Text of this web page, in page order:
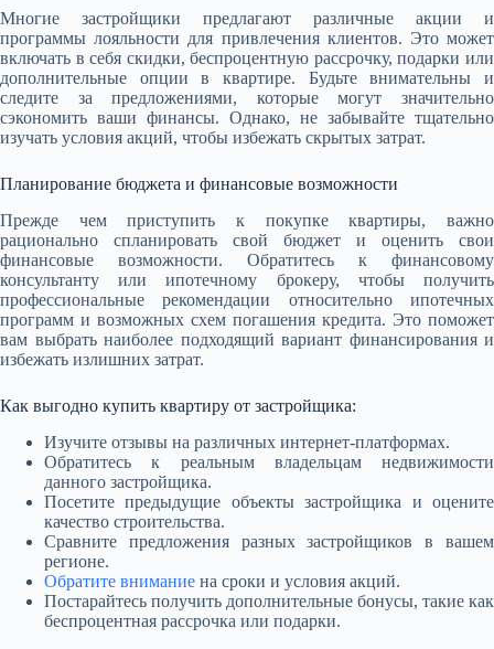
Многие застройщики предлагают различные акции и
программы лояльности для привлечения клиентов. Это может
включать в себя скидки, беспроцентную рассрочку, подарки или
дополнительные опции в квартире. Будьте внимательны и
следите за предложениями, которые могут значительно
сэкономить ваши финансы. Однако, не забывайте тщательно
изучать условия акций, чтобы избежать скрытых затрат.
Планирование бюджета и финансовые возможности
Прежде чем приступить к покупке квартиры, важно
рационально спланировать свой бюджет и оценить свои
финансовые возможности. Обратитесь к финансовому
консультанту или ипотечному брокеру, чтобы получить
профессиональные рекомендации относительно ипотечных
программ и возможных схем погашения кредита. Это поможет
вам выбрать наиболее подходящий вариант финансирования и
избежать излишних затрат.
Как выгодно купить квартиру от застройщика:
Изучите отзывы на различных интернет-платформах.
Обратитесь к реальным владельцам недвижимости
данного застройщика.
Посетите предыдущие объекты застройщика и оцените
качество строительства.
Сравните предложения разных застройщиков в вашем
регионе.
Обратите внимание на сроки и условия акций.
Постарайтесь получить дополнительные бонусы, такие как
беспроцентная рассрочка или подарки.